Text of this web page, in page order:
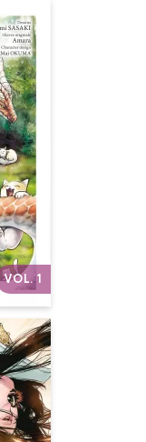
VOL. 1